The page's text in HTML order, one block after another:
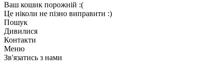
Ваш кошик порожній :(
Це ніколи не пізно виправити :)
Пошук
Дивилися
Контакти
Меню
Зв'язатись з нами